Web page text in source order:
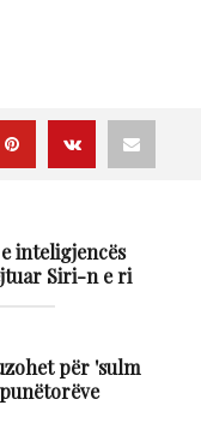
inteligjencës
Siri-n e ri
për 'sulm